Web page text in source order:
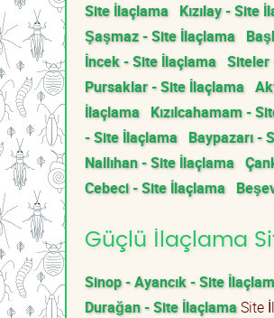
Site İlaçlama Kızılay - Site
Şaşmaz - Site İlaçlama
İncek - Site İlaçlama Siteler
Pursaklar - Site İlaçlama
İlaçlama Kızılcahamam -
- Site İlaçlama Baypazarı -
Nallıhan - Site İlaçlama
Cebeci - Site İlaçlama
Güçlü İlaçlama
Sinop - Ayancık - Site
Durağan - Site İlaçlamaSite